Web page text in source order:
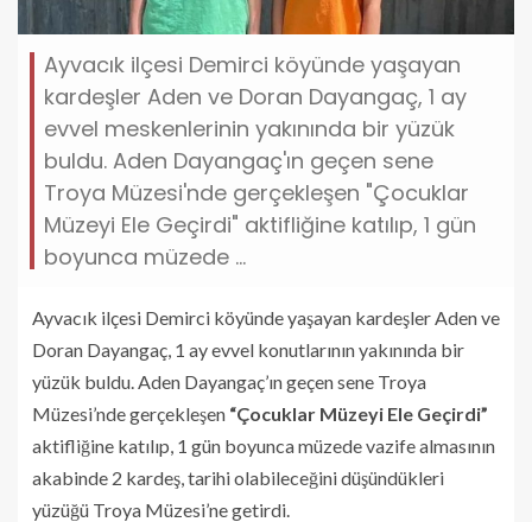
Ayvacık ilçesi Demirci köyünde yaşayan
kardeşler Aden ve Doran Dayangaç, 1 ay
evvel meskenlerinin yakınında bir yüzük
buldu. Aden Dayangaç'ın geçen sene
Troya Müzesi'nde gerçekleşen "Çocuklar
Müzeyi Ele Geçirdi" aktifliğine katılıp, 1 gün
boyunca müzede ...
Ayvacık ilçesi Demirci köyünde yaşayan kardeşler Aden ve
Doran Dayangaç, 1 ay evvel konutlarının yakınında bir
yüzük buldu. Aden Dayangaç’ın geçen sene Troya
Müzesi’nde gerçekleşen “Çocuklar Müzeyi Ele Geçirdi”
aktifliğine katılıp, 1 gün boyunca müzede vazife almasının
akabinde 2 kardeş, tarihi olabileceğini düşündükleri
yüzüğü Troya Müzesi’ne getirdi.